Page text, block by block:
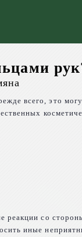
всего, это
со
иные